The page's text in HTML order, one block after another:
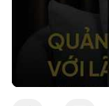
Nguồn: